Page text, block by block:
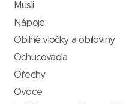
Müsli
Nápoje
Obilné vločky a obiloviny
Ochucovadla
Ořechy
Ovoce